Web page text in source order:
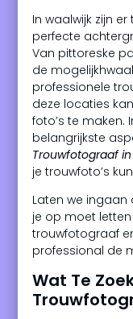
In waalwijk zijn
perfecte
Van pittoreske
de
professionele
deze locaties
foto’s te maken.
belangrijkste
Trouwfotograaf
je trouwfoto’s
Laten we ingaan
je op moet
trouwfotograaf
professional de
Wat Te